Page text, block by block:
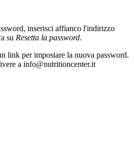
inserisci affianco l'indirizzo
su Resetta la password.
link per impostare la nuova password.
a info@nutritioncenter.it